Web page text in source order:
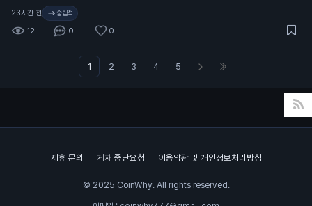
격 변동 전체 역사. 🫡
23시간 전 중립적
12 0 0
1 2 3 4 5
제휴 문의 게재 중단요청 이용약관 및 개인정보처리방침
© 2025 CoinWhy. All rights reserved.